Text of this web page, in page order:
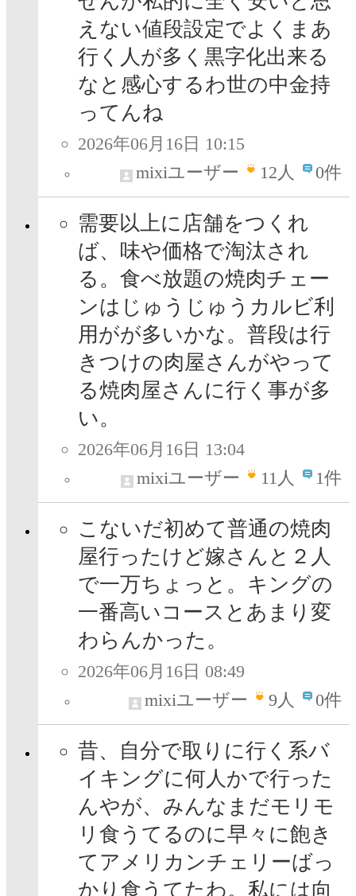
えない値段設定でよくまあ
行く人が多く黒字化出来る
なと感心するわ世の中金持
ってんね
2026年06月16日 10:15
mixiユーザー
12人 0件
需要以上に店舗をつくれ
ば、味や価格で淘汰され
る。食べ放題の焼肉チェー
ンはじゅうじゅうカルビ利
用がが多いかな。普段は行
きつけの肉屋さんがやって
る焼肉屋さんに行く事が多
い。
2026年06月16日 13:04
mixiユーザー
11人 1件
こないだ初めて普通の焼肉
屋行ったけど嫁さんと２人
で一万ちょっと。キングの
一番高いコースとあまり変
わらんかった。
2026年06月16日 08:49
mixiユーザー
9人 0件
昔、自分で取りに行く系バ
イキングに何人かで行った
んやが、みんなまだモリモ
リ食うてるのに早々に飽き
てアメリカンチェリーばっ
かり食うてたわ。私には向